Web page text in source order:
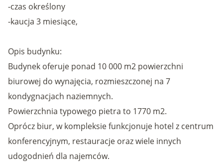
-czas określony
-kaucja 3 miesiące,
Opis budynku:
Budynek oferuje ponad 10 000 m2 powierzchni
biurowej do wynajęcia, rozmieszczonej na 7
kondygnacjach naziemnych.
Powierzchnia typowego pietra to 1770 m2.
Oprócz biur, w kompleksie funkcjonuje hotel z centrum
konferencyjnym, restauracje oraz wiele innych
udogodnień dla najemców.